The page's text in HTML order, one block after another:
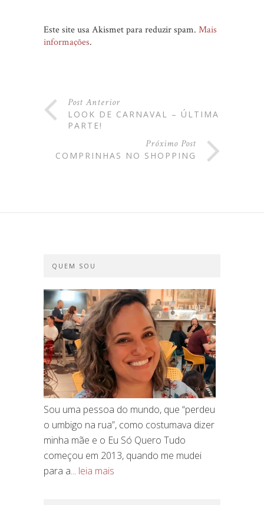
Este site usa Akismet para reduzir spam. Mais
informações.
Post Anterior
LOOK DE CARNAVAL – ÚLTIMA
PARTE!
Próximo Post
COMPRINHAS NO SHOPPING
QUEM SOU
Sou uma pessoa do mundo, que “perdeu
o umbigo na rua”, como costumava dizer
minha mãe e o Eu Só Quero Tudo
começou em 2013, quando me mudei
para a... leia mais